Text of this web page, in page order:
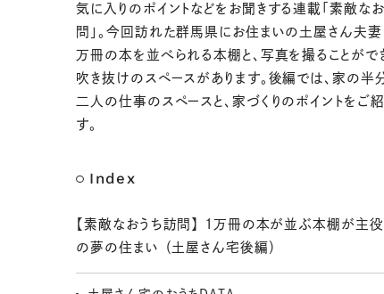
気に入りのポイントなどをお聞きする連載「素敵な
問」。今回訪れた群馬県にお住まいの土屋さん夫妻
万冊の本を並べられる本棚と、写真を撮ることがで
吹き抜けのスペースがあります。後編では、家の半
二人の仕事のスペースと、家づくりのポイントをご
す。
Index
【素敵なおうち訪問】 1万冊の本が並ぶ本棚が主
の夢の住まい （土屋さん宅後編）